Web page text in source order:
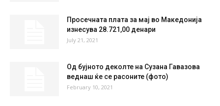
Просечната плата за мај во Македонија
изнесува 28.721,00 денари
July 21, 2021
Oд бујното деколте на Сузана Гавазова
веднаш ќе се расоните (фото)
February 10, 2021